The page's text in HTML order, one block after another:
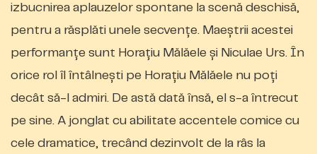
izbucnirea aplauzelor spontane la scenă deschisă,
pentru a răsplăti unele secvenţe. Maeştrii acestei
performanţe sunt Horaţiu Mălăele şi Niculae Urs. În
orice rol îl întâlneşti pe Horaţiu Mălăele nu poţi
decât să-l admiri. De astă dată însă, el s-a întrecut
pe sine. A jonglat cu abilitate accentele comice cu
cele dramatice, trecând dezinvolt de la râs la